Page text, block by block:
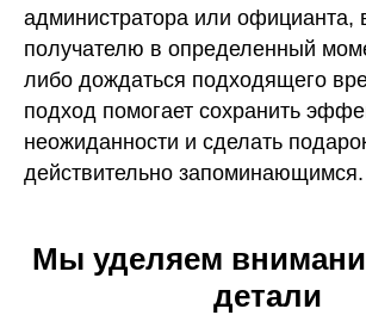
администратора или официанта,
получателю в определенный
либо дождаться подходящего
подход помогает сохранить
неожиданности и сделать
действительно запоминающимся.
Мы уделяем
детали